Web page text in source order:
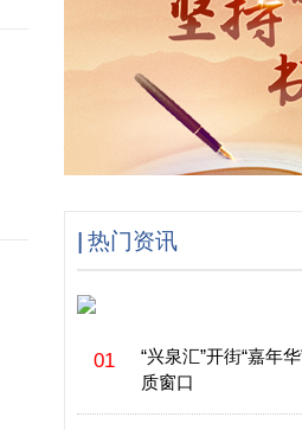
热门资讯
“兴泉汇”开街“嘉年
质窗口